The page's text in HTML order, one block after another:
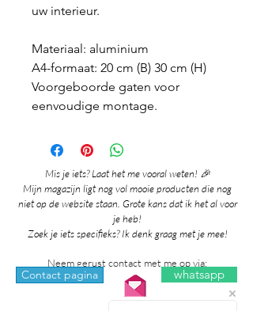
uw interieur.
Materiaal: aluminium
A4-formaat: 20 cm (B) 30 cm (H)
Voorgeboorde gaten voor
eenvoudige montage.
Mis je iets? Laat het me vooral weten! 🎉
Mijn magazijn ligt nog vol mooie producten die nog
niet op de website staan. Grote kans dat ik het al voor
je heb!
Zoek je iets specifieks? Ik denk graag met je mee!
Neem gerust contact met me op via:
Contact pagina whatsapp